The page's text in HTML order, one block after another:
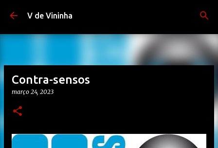
Pular para o conteúdo principal
V de Vininha
Contra-sensos
março 24, 2023